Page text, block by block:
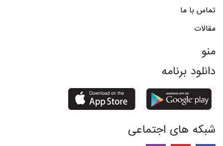
تماس با ما
مقالات
منو
دانلود برنامه
شبکه های اجتماعی